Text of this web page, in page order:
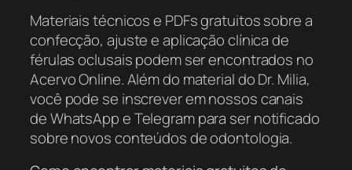
Materiais técnicos e PDFs gratuitos sobre a
confecção, ajuste e aplicação clínica de
férulas oclusais podem ser encontrados no
Acervo Online. Além do material do Dr. Milia,
você pode se inscrever em nossos canais
de WhatsApp e Telegram para ser notificado
sobre novos conteúdos de odontologia.